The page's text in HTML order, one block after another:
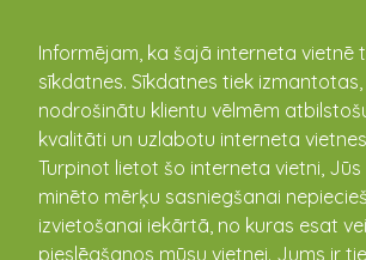
Informējam, ka šajā interneta vietnē
sīkdatnes. Sīkdatnes tiek izmantotas,
nodrošinātu klientu vēlmēm
kvalitāti un uzlabotu interneta
Turpinot lietot šo interneta vietni,
minēto mērķu sasniegšanai
izvietošanai iekārtā, no kuras esat
pieslēgšanos mūsu vietnei. Jums ir
kandava.lv
PASĀKUMU
KALENDĀRS